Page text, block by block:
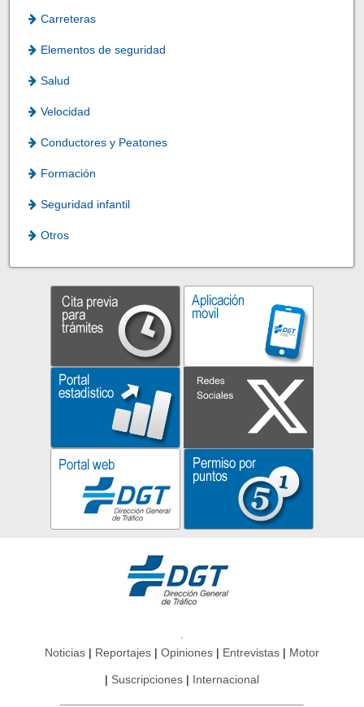
Carreteras
Elementos de seguridad
Salud
Velocidad
Conductores y Peatones
Formación
Seguridad infantil
Otros
Noticias Reportajes Opiniones Entrevistas Motor
Suscripciones Internacional